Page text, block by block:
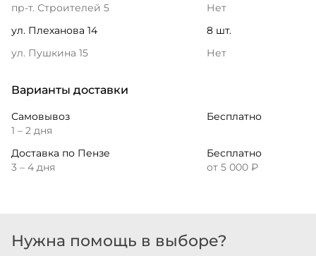
пр-т. Строителей 5
Нет
ул. Плеханова 14
8 шт.
ул. Пушкина 15
Нет
Варианты доставки
Самовывоз
1 – 2 дня
Бесплатно
Доставка по Пензе
3 – 4 дня
Бесплатно
от 5 000 ₽
Нужна помощь в выборе?